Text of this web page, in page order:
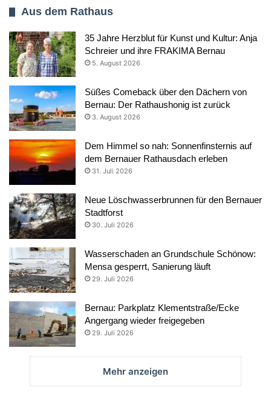
Aus dem Rathaus
35 Jahre Herzblut für Kunst und Kultur: Anja
Schreier und ihre FRAKIMA Bernau
5. August 2026
Süßes Comeback über den Dächern von
Bernau: Der Rathaushonig ist zurück
3. August 2026
Dem Himmel so nah: Sonnenfinsternis auf
dem Bernauer Rathausdach erleben
31. Juli 2026
Neue Löschwasserbrunnen für den Bernauer
Stadtforst
30. Juli 2026
Wasserschaden an Grundschule Schönow:
Mensa gesperrt, Sanierung läuft
29. Juli 2026
Bernau: Parkplatz Klementstraße/Ecke
Angergang wieder freigegeben
29. Juli 2026
Mehr anzeigen